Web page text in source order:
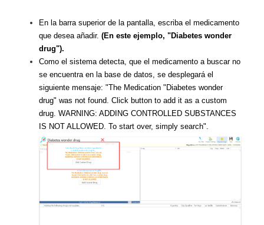
En la barra superior de la pantalla, escriba el medicamento
que desea añadir. (En este ejemplo, "Diabetes wonder
drug").
Como el sistema detecta, que el medicamento a buscar no
se encuentra en la base de datos, se desplegará el
siguiente mensaje: "The Medication "Diabetes wonder
drug" was not found. Click button to add it as a custom
drug. WARNING: ADDING CONTROLLED SUBSTANCES
IS NOT ALLOWED. To start over, simply search".